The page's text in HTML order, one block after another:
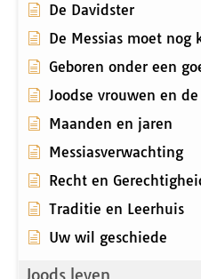
De Davidster
De Messias moet nog
Geboren onder een
Joodse vrouwen en
Maanden en jaren
Messiasverwachting
Recht en
Traditie en Leerhuis
Uw wil geschiede